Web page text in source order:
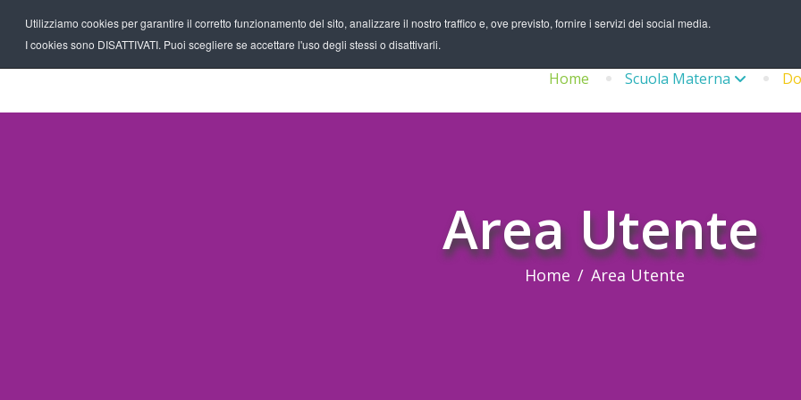
Utilizziamo cookies per garantire il corretto funzionamento del sito, analizzare il nostro traffico e, ove previsto, fornire i servizi dei social media.
I cookies sono DISATTIVATI. Puoi scegliere se accettare l'uso degli stessi o disattivarli.
Home Scuola Materna
Area Utente
Home Area Utente